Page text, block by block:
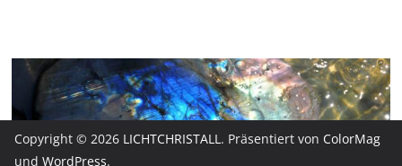
Copyright © 2026 LICHTCHRISTALL. Präsentiert von ColorMag
und WordPress.